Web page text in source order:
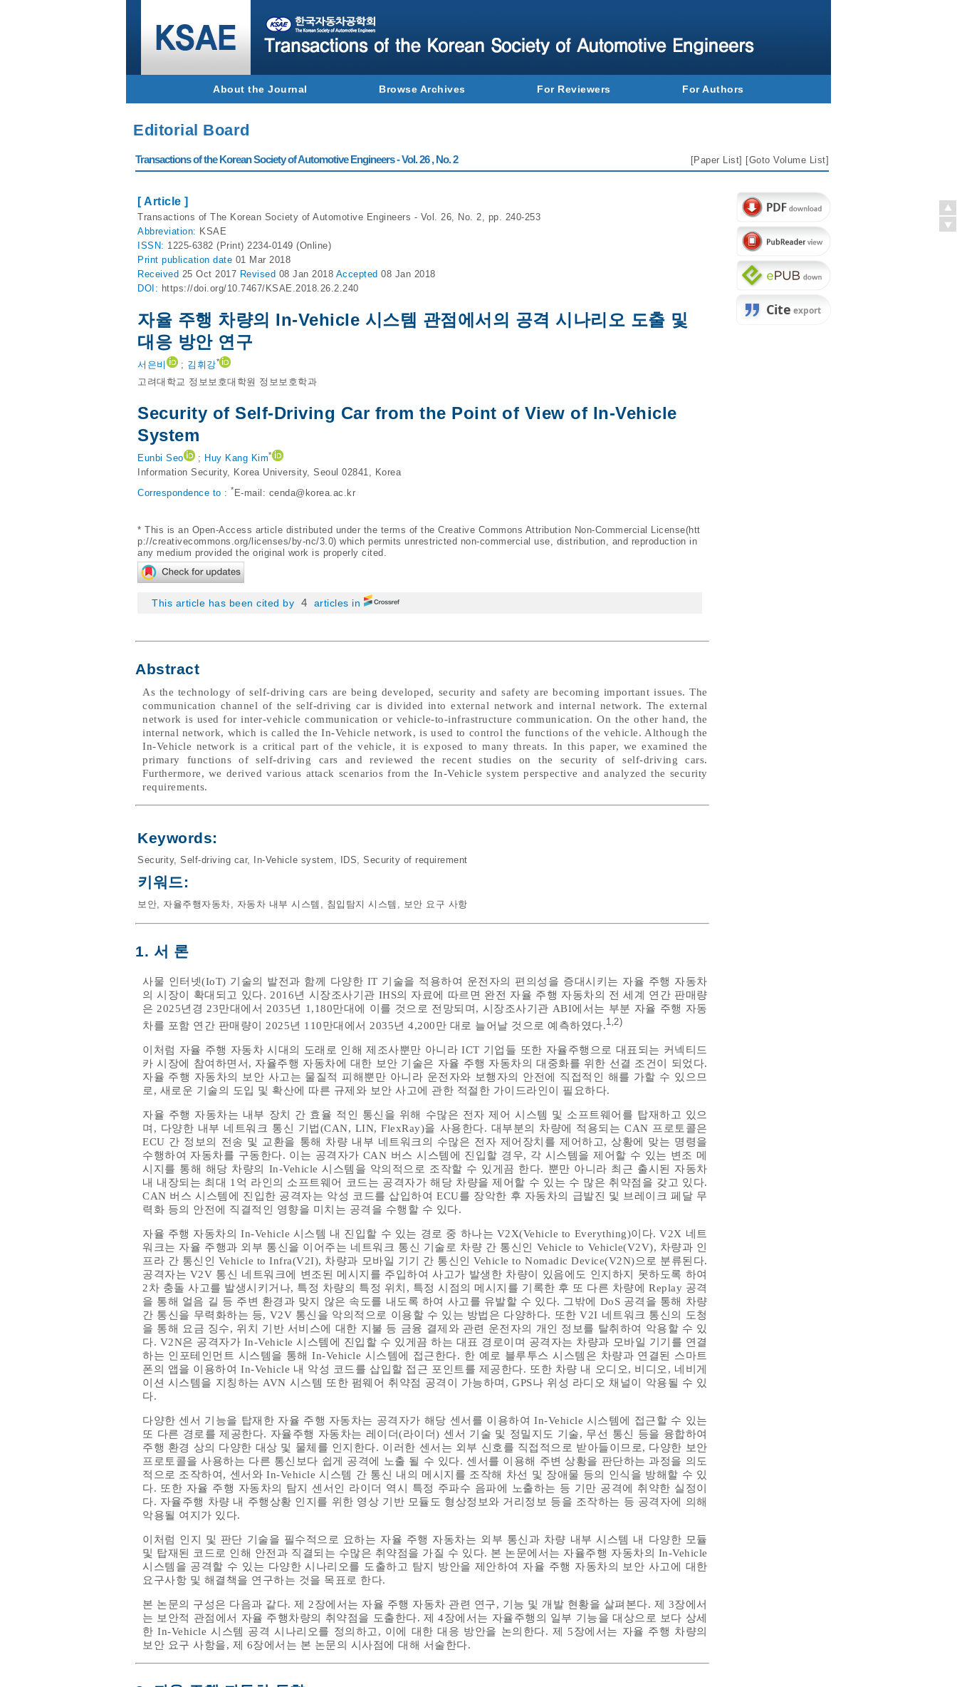
About the Journal Browse Archives For Reviewers For Authors
Editorial Board
Transactions of the Korean Society of Automotive Engineers - Vol. 26 , No. 2 [Paper List] [Goto Volume List]
[ Article ]
Transactions of The Korean Society of Automotive Engineers - Vol. 26, No. 2, pp. 240-253
Abbreviation: KSAE
ISSN: 1225-6382 (Print) 2234-0149 (Online)
Print publication date 01 Mar 2018
Received 25 Oct 2017 Revised 08 Jan 2018 Accepted 08 Jan 2018
DOI: https://doi.org/10.7467/KSAE.2018.26.2.240
자율 주행 차량의 In-Vehicle 시스템 관점에서의 공격 시나리오 도출 및
대응 방안 연구
서은비 ; 김휘강*
고려대학교 정보보호대학원 정보보호학과
Security of Self-Driving Car from the Point of View of In-Vehicle
System
Eunbi Seo ; Huy Kang Kim*
Information Security, Korea University, Seoul 02841, Korea
Correspondence to : * E-mail: cenda@korea.ac.kr
* This is an Open-Access article distributed under the terms of the Creative Commons Attribution Non-Commercial License(htt
p://creativecommons.org/licenses/by-nc/3.0) which permits unrestricted non-commercial use, distribution, and reproduction in
any medium provided the original work is properly cited.
This article has been cited by 4 articles in
Abstract
As the technology of self-driving cars are being developed, security and safety are becoming important issues. The
communication channel of the self-driving car is divided into external network and internal network. The external
network is used for inter-vehicle communication or vehicle-to-infrastructure communication. On the other hand, the
internal network, which is called the In-Vehicle network, is used to control the functions of the vehicle. Although the
In-Vehicle network is a critical part of the vehicle, it is exposed to many threats. In this paper, we examined the
primary functions of self-driving cars and reviewed the recent studies on the security of self-driving cars.
Furthermore, we derived various attack scenarios from the In-Vehicle system perspective and analyzed the security
requirements.
Keywords:
Security, Self-driving car, In-Vehicle system , IDS, Security of requirement
키워드:
보안, 자율주행자동차, 자동차 내부 시스템 , 침입탐지 시스템 , 보안 요구 사항
1. 서 론
사물 인터넷(IoT) 기술의 발전과 함께 다양한 IT 기술을 적용하여 운전자의 편의성을 증대시키는 자율 주행 자동차
의 시장이 확대되고 있다. 2016년 시장조사기관 IHS의 자료에 따르면 완전 자율 주행 자동차의 전 세계 연간 판매량
은 2025년경 23만대에서 2035년 1,180만대에 이를 것으로 전망되며, 시장조사기관 ABI에서는 부분 자율 주행 자동
차를 포함 연간 판매량이 2025년 110만대에서 2035년 4,200만 대로 늘어날 것으로 예측하였다.1,2)
이처럼 자율 주행 자동차 시대의 도래로 인해 제조사뿐만 아니라 ICT 기업들 또한 자율주행으로 대표되는 커넥티드
카 시장에 참여하면서, 자율주행 자동차에 대한 보안 기술은 자율 주행 자동차의 대중화를 위한 선결 조건이 되었다.
자율 주행 자동차의 보안 사고는 물질적 피해뿐만 아니라 운전자와 보행자의 안전에 직접적인 해를 가할 수 있으므
로, 새로운 기술의 도입 및 확산에 따른 규제와 보안 사고에 관한 적절한 가이드라인이 필요하다.
자율 주행 자동차는 내부 장치 간 효율 적인 통신을 위해 수많은 전자 제어 시스템 및 소프트웨어를 탑재하고 있으
며, 다양한 내부 네트워크 통신 기법(CAN, LIN, FlexRay)을 사용한다. 대부분의 차량에 적용되는 CAN 프로토콜은
ECU 간 정보의 전송 및 교환을 통해 차량 내부 네트워크의 수많은 전자 제어장치를 제어하고, 상황에 맞는 명령을
수행하여 자동차를 구동한다. 이는 공격자가 CAN 버스 시스템에 진입할 경우, 각 시스템을 제어할 수 있는 변조 메
시지를 통해 해당 차량의 In-Vehicle 시스템을 악의적으로 조작할 수 있게끔 한다. 뿐만 아니라 최근 출시된 자동차
내 내장되는 최대 1억 라인의 소프트웨어 코드는 공격자가 해당 차량을 제어할 수 있는 수 많은 취약점을 갖고 있다.
CAN 버스 시스템에 진입한 공격자는 악성 코드를 삽입하여 ECU를 장악한 후 자동차의 급발진 및 브레이크 페달 무
력화 등의 안전에 직결적인 영향을 미치는 공격을 수행할 수 있다.
자율 주행 자동차의 In-Vehicle 시스템 내 진입할 수 있는 경로 중 하나는 V2X(Vehicle to Everything)이다. V2X 네트
워크는 자율 주행과 외부 통신을 이어주는 네트워크 통신 기술로 차량 간 통신인 Vehicle to Vehicle(V2V), 차량과 인
프라 간 통신인 Vehicle to Infra(V2I), 차량과 모바일 기기 간 통신인 Vehicle to Nomadic Device(V2N)으로 분류된다.
공격자는 V2V 통신 네트워크에 변조된 메시지를 주입하여 사고가 발생한 차량이 있음에도 인지하지 못하도록 하여
2차 충돌 사고를 발생시키거나, 특정 차량의 특정 위치, 특정 시점의 메시지를 기록한 후 또 다른 차량에 Replay 공격
을 통해 얼음 길 등 주변 환경과 맞지 않은 속도를 내도록 하여 사고를 유발할 수 있다. 그밖에 DoS 공격을 통해 차량
간 통신을 무력화하는 등, V2V 통신을 악의적으로 이용할 수 있는 방법은 다양하다. 또한 V2I 네트워크 통신의 도청
을 통해 요금 징수, 위치 기반 서비스에 대한 지불 등 금융 결제와 관련 운전자의 개인 정보를 탈취하여 악용할 수 있
다. V2N은 공격자가 In-Vehicle 시스템에 진입할 수 있게끔 하는 대표 경로이며 공격자는 차량과 모바일 기기를 연결
하는 인포테인먼트 시스템을 통해 In-Vehicle 시스템에 접근한다. 한 예로 블루투스 시스템은 차량과 연결된 스마트
폰의 앱을 이용하여 In-Vehicle 내 악성 코드를 삽입할 접근 포인트를 제공한다. 또한 차량 내 오디오, 비디오, 네비게
이션 시스템을 지칭하는 AVN 시스템 또한 펌웨어 취약점 공격이 가능하며, GPS나 위성 라디오 채널이 악용될 수 있
다.
다양한 센서 기능을 탑재한 자율 주행 자동차는 공격자가 해당 센서를 이용하여 In-Vehicle 시스템에 접근할 수 있는
또 다른 경로를 제공한다. 자율주행 자동차는 레이더(라이더) 센서 기술 및 정밀지도 기술, 무선 통신 등을 융합하여
주행 환경 상의 다양한 대상 및 물체를 인지한다. 이러한 센서는 외부 신호를 직접적으로 받아들이므로, 다양한 보안
프로토콜을 사용하는 다른 통신보다 쉽게 공격에 노출 될 수 있다. 센서를 이용해 주변 상황을 판단하는 과정을 의도
적으로 조작하여, 센서와 In-Vehicle 시스템 간 통신 내의 메시지를 조작해 차선 및 장애물 등의 인식을 방해할 수 있
다. 또한 자율 주행 자동차의 탐지 센서인 라이더 역시 특정 주파수 음파에 노출하는 등 기만 공격에 취약한 실정이
다. 자율주행 차량 내 주행상황 인지를 위한 영상 기반 모듈도 형상정보와 거리정보 등을 조작하는 등 공격자에 의해
악용될 여지가 있다.
이처럼 인지 및 판단 기술을 필수적으로 요하는 자율 주행 자동차는 외부 통신과 차량 내부 시스템 내 다양한 모듈
및 탑재된 코드로 인해 안전과 직결되는 수많은 취약점을 가질 수 있다. 본 논문에서는 자율주행 자동차의 In-Vehicle
시스템을 공격할 수 있는 다양한 시나리오를 도출하고 탐지 방안을 제안하여 자율 주행 자동차의 보안 사고에 대한
요구사항 및 해결책을 연구하는 것을 목표로 한다.
본 논문의 구성은 다음과 같다. 제 2장에서는 자율 주행 자동차 관련 연구, 기능 및 개발 현황을 살펴본다. 제 3장에서
는 보안적 관점에서 자율 주행차량의 취약점을 도출한다. 제 4장에서는 자율주행의 일부 기능을 대상으로 보다 상세
한 In-Vehicle 시스템 공격 시나리오를 정의하고, 이에 대한 대응 방안을 논의한다. 제 5장에서는 자율 주행 차량의
보안 요구 사항을, 제 6장에서는 본 논문의 시사점에 대해 서술한다.